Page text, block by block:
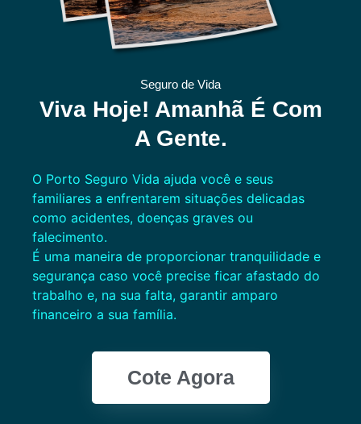
Seguro de Vida
Viva Hoje! Amanhã É Com
A Gente.
O Porto Seguro Vida ajuda você e seus
familiares a enfrentarem situações delicadas
como acidentes, doenças graves ou
falecimento.
É uma maneira de proporcionar tranquilidade e
segurança caso você precise ficar afastado do
trabalho e, na sua falta, garantir amparo
financeiro a sua família.
Cote Agora